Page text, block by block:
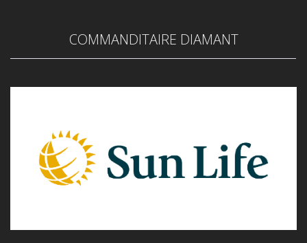
COMMANDITAIRE DIAMANT